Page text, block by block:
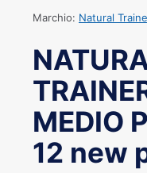
Marchio: Natural
MEDIO
12 new